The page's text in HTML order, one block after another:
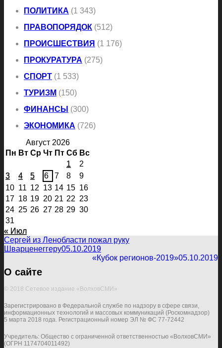
ПОЛИТИКА (1 343)
ПРАВОПОРЯДОК (512)
ПРОИСШЕСТВИЯ (1 176)
ПРОКУРАТУРА (275)
СПОРТ (1 533)
ТУРИЗМ (150)
ФИНАНСЫ (300)
ЭКОНОМИКА (726)
Август 2026
Пн Вт Ср Чт Пт Сб Вс
1
2
3
4 5 6 7 8
9
10 11 12 13 14 15 16
17 18 19 20 21 22 23
24 25 26 27 28 29 30
31
« Июл
Сергей из Ленобласти пожал руку
Шварценеггеру05.10.2019
«Кубок регионов-2019»05.10.2019
О сайте
© 2018 Сетевое издание «ВолховСМИ»
Зарегистрировано в Федеральной службе по надзору в сфере связи,
информационных технологий и массовых коммуникаций (Роскомнадзор)
5 марта 2018 года. Регистрационный номер ЭЛ № ФС 77-72442
Учредитель: Общество с ограниченной ответственностью «ВолховСМИ»
(ОГРН 1174704011492)